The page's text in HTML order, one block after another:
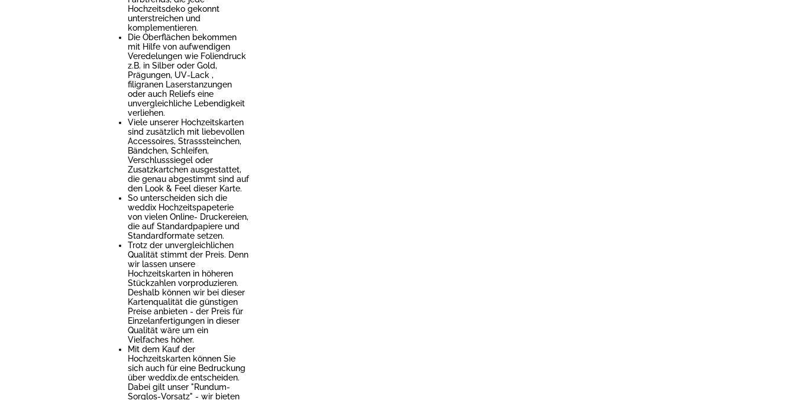
Hochzeitsdeko gekonnt
unterstreichen und
komplementieren.
Die Oberflächen bekommen
mit Hilfe von aufwendigen
Veredelungen wie Foliendruck
z.B. in Silber oder Gold,
Prägungen, UV-Lack ,
filigranen Laserstanzungen
oder auch Reliefs eine
unvergleichliche Lebendigkeit
verliehen.
Viele unserer Hochzeitskarten
sind zusätzlich mit liebevollen
Accessoires, Strasssteinchen,
Bändchen, Schleifen,
Verschlusssiegel oder
Zusatzkartchen ausgestattet,
die genau abgestimmt sind auf
den Look & Feel dieser Karte.
So unterscheiden sich die
weddix Hochzeitspapeterie
von vielen Online- Druckereien,
die auf Standardpapiere und
Standardformate setzen.
Trotz der unvergleichlichen
Qualität stimmt der Preis. Denn
wir lassen unsere
Hochzeitskarten in höheren
Stückzahlen vorproduzieren.
Deshalb können wir bei dieser
Kartenqualität die günstigen
Preise anbieten - der Preis für
Einzelanfertigungen in dieser
Qualität wäre um ein
Vielfaches höher.
Mit dem Kauf der
Hochzeitskarten können Sie
sich auch für eine Bedruckung
über weddix.de entscheiden.
Dabei gilt unser "Rundum-
Sorglos-Vorsatz" - wir bieten